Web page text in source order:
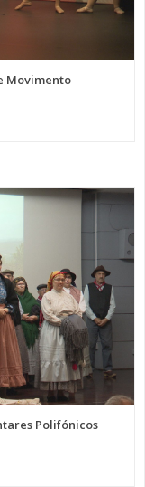
Movimento
Polifónicos